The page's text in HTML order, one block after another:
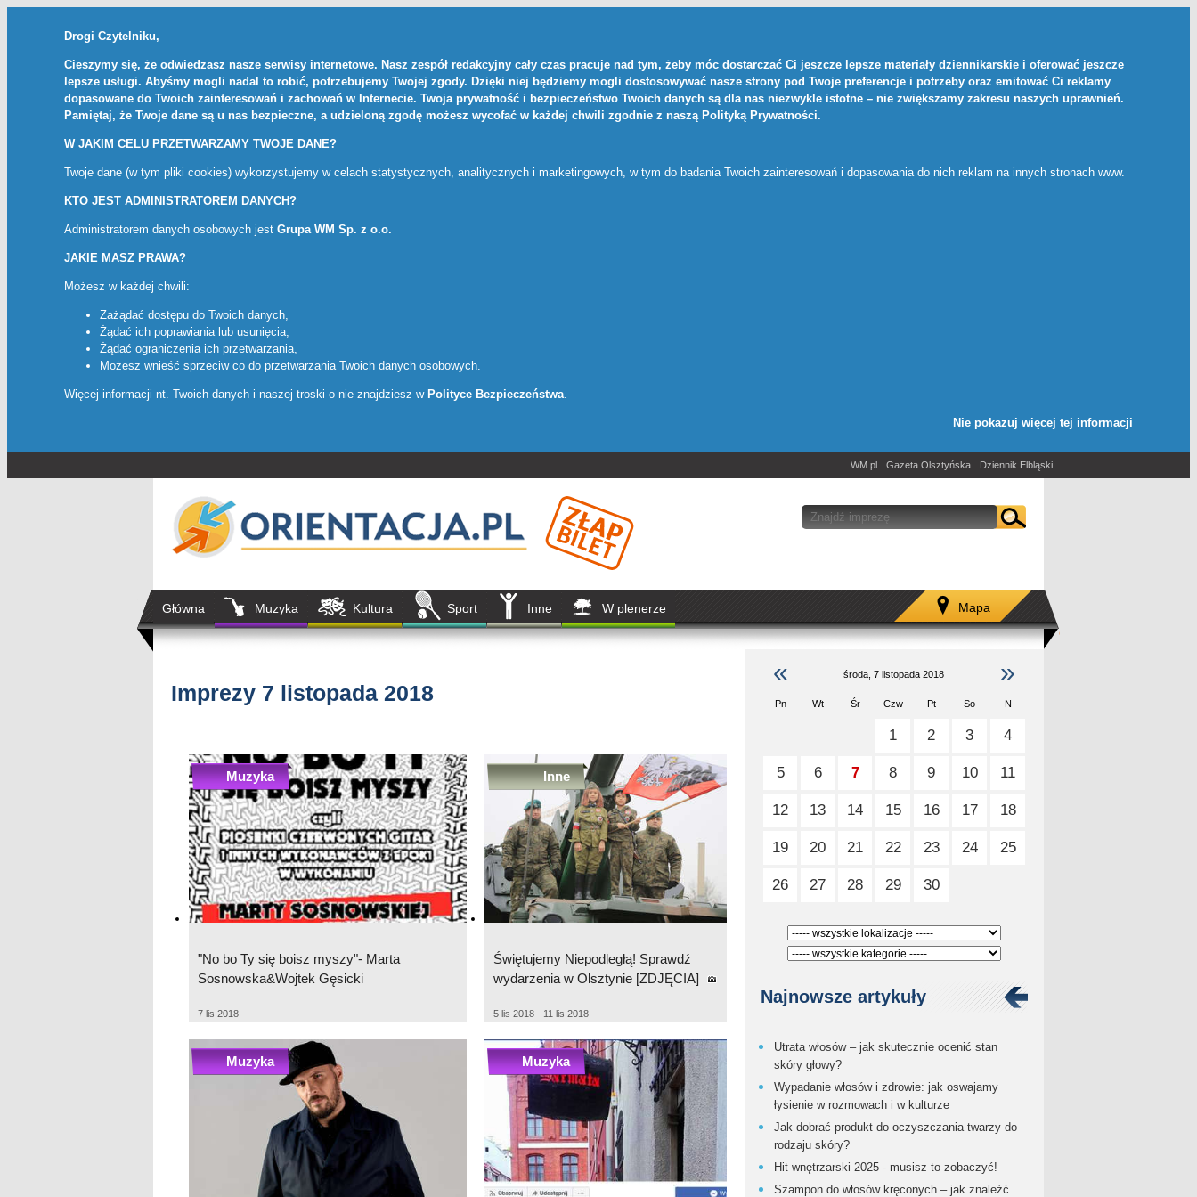
Drogi Czytelniku,
Cieszymy się, że odwiedzasz nasze serwisy internetowe. Nasz zespół redakcyjny cały czas pracuje nad tym, żeby móc dostarczać Ci jeszcze lepsze materiały dziennikarskie i oferować jeszcze
lepsze usługi. Abyśmy mogli nadal to robić, potrzebujemy Twojej zgody. Dzięki niej będziemy mogli dostosowywać nasze strony pod Twoje preferencje i potrzeby oraz emitować Ci reklamy
dopasowane do Twoich zainteresowań i zachowań w Internecie. Twoja prywatność i bezpieczeństwo Twoich danych są dla nas niezwykle istotne – nie zwiększamy zakresu naszych uprawnień.
Pamiętaj, że Twoje dane są u nas bezpieczne, a udzieloną zgodę możesz wycofać w każdej chwili zgodnie z naszą Polityką Prywatności.
W JAKIM CELU PRZETWARZAMY TWOJE DANE?
Twoje dane (w tym pliki cookies) wykorzystujemy w celach statystycznych, analitycznych i marketingowych, w tym do badania Twoich zainteresowań i dopasowania do nich reklam na innych stronach www.
KTO JEST ADMINISTRATOREM DANYCH?
Administratorem danych osobowych jest Grupa WM Sp. z o.o.
JAKIE MASZ PRAWA?
Możesz w każdej chwili:
Zażądać dostępu do Twoich danych,
Żądać ich poprawiania lub usunięcia,
Żądać ograniczenia ich przetwarzania,
Możesz wnieść sprzeciw co do przetwarzania Twoich danych osobowych.
Więcej informacji nt. Twoich danych i naszej troski o nie znajdziesz w Polityce Bezpieczeństwa.
Nie pokazuj więcej tej informacji
Dziennik Elbląski
Gazeta Olsztyńska
WM.pl
Główna Muzyka Kultura Sport Inne W plenerze Mapa
Imprezy 7 listopada 2018
Muzyka
"No bo Ty się boisz myszy"- Marta
Sosnowska&Wojtek Gęsicki
7 lis 2018
Inne
Świętujemy Niepodległą! Sprawdź
wydarzenia w Olsztynie [ZDJĘCIA]
5 lis 2018 - 11 lis 2018
Muzyka Muzyka
« środa, 7 listopada 2018 »
Pn Wt Śr Czw Pt So N
1 2 3 4
5 6 7 8 9 10 11
12 13 14 15 16 17 18
19 20 21 22 23 24 25
26 27 28 29 30
Najnowsze artykuły
Utrata włosów – jak skutecznie ocenić stan
skóry głowy?
Wypadanie włosów i zdrowie: jak oswajamy
łysienie w rozmowach i w kulturze
Jak dobrać produkt do oczyszczania twarzy do
rodzaju skóry?
Hit wnętrzarski 2025 - musisz to zobaczyć!
Szampon do włosów kręconych – jak znaleźć